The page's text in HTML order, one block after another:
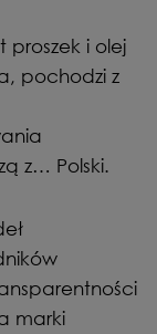
proszek i olej
pochodzi z
z… Polski.
marki